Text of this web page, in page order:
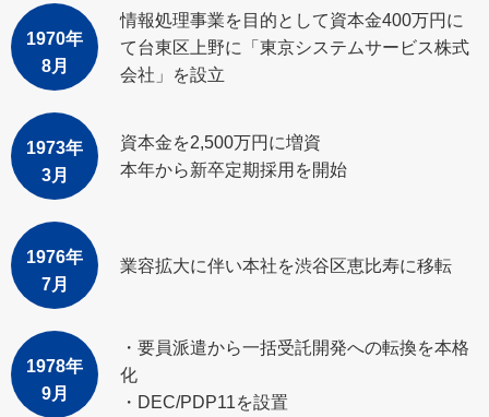
1970年
8月
情報処理事業を目的として資本金400万円に
て台東区上野に「東京システムサービス株式
会社」を設立
1973年
3月
資本金を2,500万円に増資
本年から新卒定期採用を開始
1976年
7月
業容拡大に伴い本社を渋谷区恵比寿に移転
1978年
9月
・要員派遣から一括受託開発への転換を本格
化
・DEC/PDP11を設置